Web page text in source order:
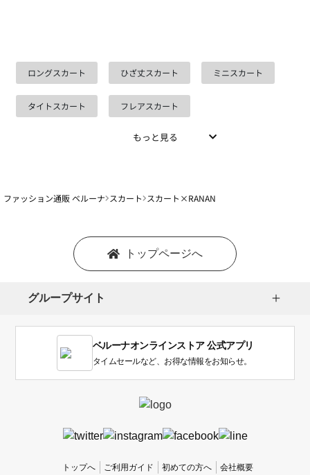
ロングスカート ひざ丈スカート ミニスカート
タイトスカート フレアスカート
もっと見る
ファッション通販 ベルーナ スカート スカート×RANAN
トップページへ
グループサイト
ベルーナオンラインストア 公式アプリ
タイムセールなど、お得な情報をお知らせ。
トップへ ご利用ガイド 初めての方へ 会社概要